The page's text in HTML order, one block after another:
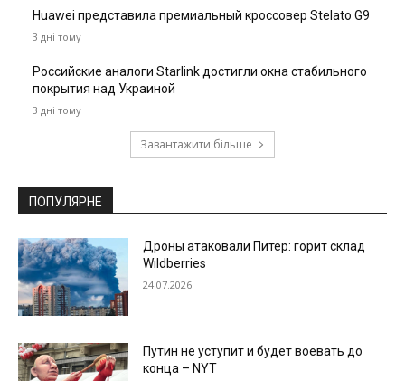
Huawei представила премиальный кроссовер Stelato G9
3 дні тому
Российские аналоги Starlink достигли окна стабильного
покрытия над Украиной
3 дні тому
Завантажити більше
ПОПУЛЯРНЕ
Дроны атаковали Питер: горит склад
Wildberries
24.07.2026
Путин не уступит и будет воевать до
конца – NYT